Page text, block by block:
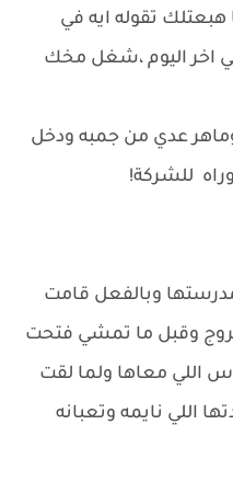
تقوله ايه في
اخر اليوم ،شغل مخك
عدي من جمبه ودخل
للشركة!
وبالفعل قامت
وقبل ما تمشي فتحت
اللي معاها ولما لقت
اللي نايمه وتعبانه